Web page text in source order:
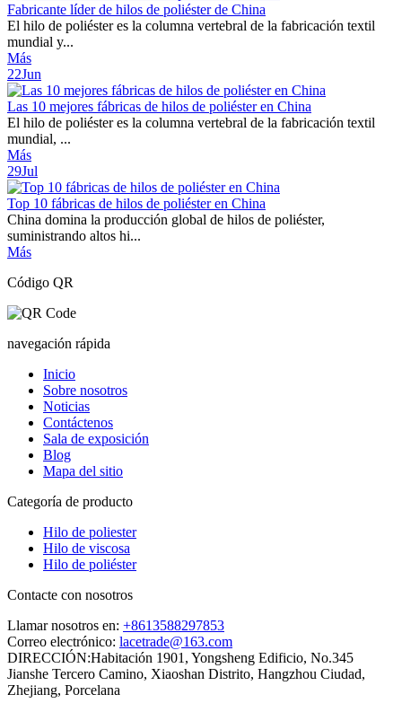
Fabricante líder de hilos de poliéster de China
El hilo de poliéster es la columna vertebral de la fabricación textil
mundial y...
Más
22Jun
Las 10 mejores fábricas de hilos de poliéster en China
El hilo de poliéster es la columna vertebral de la fabricación textil
mundial, ...
Más
29Jul
Top 10 fábricas de hilos de poliéster en China
China domina la producción global de hilos de poliéster,
suministrando altos hi...
Más
Código QR
navegación rápida
Inicio
Sobre nosotros
Noticias
Contáctenos
Sala de exposición
Blog
Mapa del sitio
Categoría de producto
Hilo de poliester
Hilo de viscosa
Hilo de poliéster
Contacte con nosotros
Llamar nosotros en: +8613588297853
Correo electrónico: lacetrade@163.com
DIRECCIÓN:Habitación 1901, Yongsheng Edificio, No.345
Jianshe Tercero Camino, Xiaoshan Distrito, Hangzhou Ciudad,
Zhejiang, Porcelana